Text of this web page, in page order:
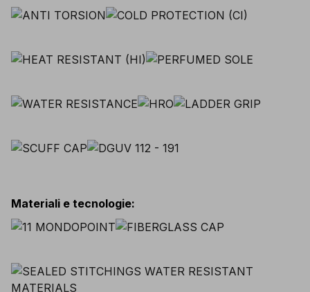
Materiali e tecnologie: